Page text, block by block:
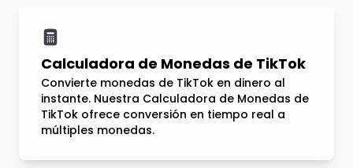
Calculadora de Monedas de TikTok
Convierte monedas de TikTok en dinero al
instante. Nuestra Calculadora de Monedas de
TikTok ofrece conversión en tiempo real a
múltiples monedas.